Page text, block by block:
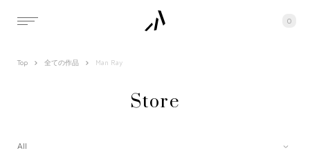
0
Top 全ての作品 Man Ray
Store
All